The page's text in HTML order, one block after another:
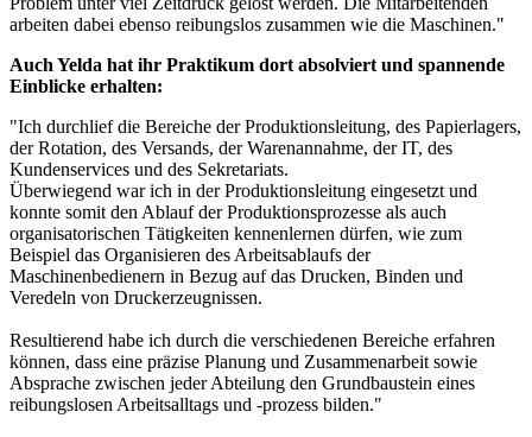
arbeiten dabei ebenso reibungslos zusammen wie die Maschinen."
Auch Yelda hat ihr Praktikum dort absolviert und spannende
Einblicke erhalten:
"Ich durchlief die Bereiche der Produktionsleitung, des Papierlagers,
der Rotation, des Versands, der Warenannahme, der IT, des
Kundenservices und des Sekretariats.
Überwiegend war ich in der Produktionsleitung eingesetzt und
konnte somit den Ablauf der Produktionsprozesse als auch
organisatorischen Tätigkeiten kennenlernen dürfen, wie zum
Beispiel das Organisieren des Arbeitsablaufs der
Maschinenbedienern in Bezug auf das Drucken, Binden und
Veredeln von Druckerzeugnissen.
Resultierend habe ich durch die verschiedenen Bereiche erfahren
können, dass eine präzise Planung und Zusammenarbeit sowie
Absprache zwischen jeder Abteilung den Grundbaustein eines
reibungslosen Arbeitsalltags und -prozess bilden."